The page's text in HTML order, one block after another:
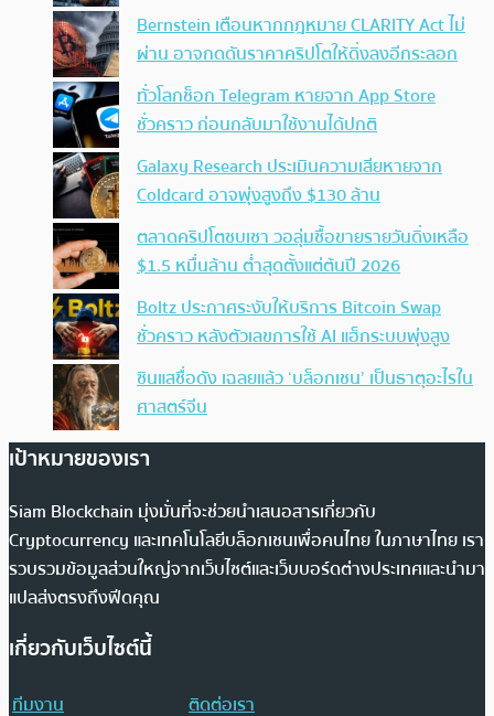
Bernstein เตือนหากกฎหมาย CLARITY Act ไม่
ผ่าน อาจกดดันราคาคริปโตให้ดิ่งลงอีกระลอก
ทั่วโลกช็อก Telegram หายจาก App Store
ชั่วคราว ก่อนกลับมาใช้งานได้ปกติ
Galaxy Research ประเมินความเสียหายจาก
Coldcard อาจพุ่งสูงถึง $130 ล้าน
ตลาดคริปโตซบเซา วอลุ่มซื้อขายรายวันดิ่งเหลือ
$1.5 หมื่นล้าน ต่ำสุดตั้งแต่ต้นปี 2026
Boltz ประกาศระงับให้บริการ Bitcoin Swap
ชั่วคราว หลังตัวเลขการใช้ AI แฮ็กระบบพุ่งสูง
ซินแสชื่อดัง เฉลยแล้ว ‘บล็อกเชน’ เป็นธาตุอะไรใน
ศาสตร์จีน
เป้าหมายของเรา
Siam Blockchain มุ่งมั่นที่จะช่วยนำเสนอสารเกี่ยวกับ
Cryptocurrency และเทคโนโลยีบล็อกเชนเพื่อคนไทย ในภาษาไทย เรา
รวบรวมข้อมูลส่วนใหญ่จากเว็บไซต์และเว็บบอร์ดต่างประเทศและนำมา
แปลส่งตรงถึงฟีดคุณ
เกี่ยวกับเว็บไซต์นี้
ทีมงาน ติดต่อเรา